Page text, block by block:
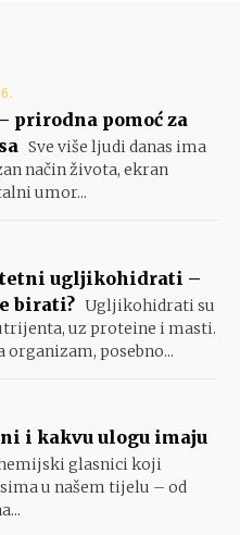
prirodna pomoć za
Sve više ljudi danas ima
način života, ekran
umor...
ugljikohidrati –
birati? Ugljikohidrati su
uz proteine i masti.
posebno...
i kakvu ulogu imaju
glasnici koji
u našem tijelu – od